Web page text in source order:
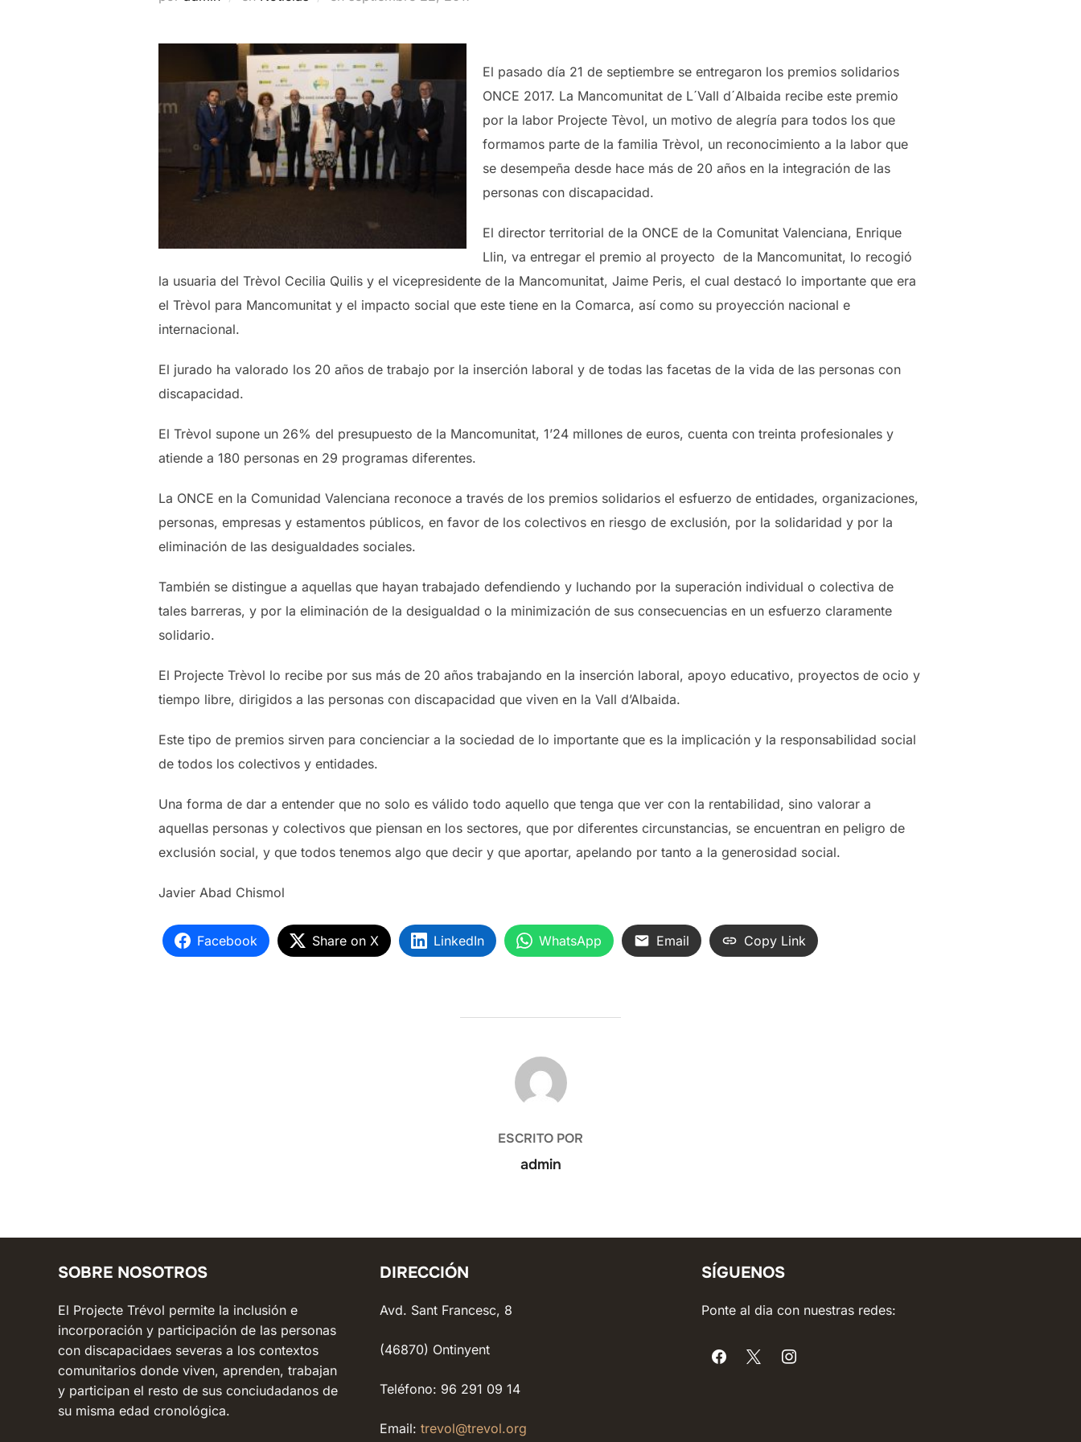
El pasado día 21 de septiembre se entregaron los premios solidarios
ONCE 2017. La Mancomunitat de L´Vall d´Albaida recibe este premio
por la labor Projecte Tèvol, un motivo de alegría para todos los que
formamos parte de la familia Trèvol, un reconocimiento a la labor que
se desempeña desde hace más de 20 años en la integración de las
personas con discapacidad.
El director territorial de la ONCE de la Comunitat Valenciana, Enrique
Llin, va entregar el premio al proyecto de la Mancomunitat, lo recogió
la usuaria del Trèvol Cecilia Quilis y el vicepresidente de la Mancomunitat, Jaime Peris, el cual destacó lo importante que era
el Trèvol para Mancomunitat y el impacto social que este tiene en la Comarca, así como su proyección nacional e
internacional.
El jurado ha valorado los 20 años de trabajo por la inserción laboral y de todas las facetas de la vida de las personas con
discapacidad.
El Trèvol supone un 26% del presupuesto de la Mancomunitat, 1’24 millones de euros, cuenta con treinta profesionales y
atiende a 180 personas en 29 programas diferentes.
La ONCE en la Comunidad Valenciana reconoce a través de los premios solidarios el esfuerzo de entidades, organizaciones,
personas, empresas y estamentos públicos, en favor de los colectivos en riesgo de exclusión, por la solidaridad y por la
eliminación de las desigualdades sociales.
También se distingue a aquellas que hayan trabajado defendiendo y luchando por la superación individual o colectiva de
tales barreras, y por la eliminación de la desigualdad o la minimización de sus consecuencias en un esfuerzo claramente
solidario.
El Projecte Trèvol lo recibe por sus más de 20 años trabajando en la inserción laboral, apoyo educativo, proyectos de ocio y
tiempo libre, dirigidos a las personas con discapacidad que viven en la Vall d’Albaida.
Este tipo de premios sirven para concienciar a la sociedad de lo importante que es la implicación y la responsabilidad social
de todos los colectivos y entidades.
Una forma de dar a entender que no solo es válido todo aquello que tenga que ver con la rentabilidad, sino valorar a
aquellas personas y colectivos que piensan en los sectores, que por diferentes circunstancias, se encuentran en peligro de
exclusión social, y que todos tenemos algo que decir y que aportar, apelando por tanto a la generosidad social.
Javier Abad Chismol
Facebook Share on X LinkedIn WhatsApp Email Copy Link
AUTOR DE LA ENTRADA
ESCRITO POR
admin
SOBRE NOSOTROS
El Projecte Trévol permite la inclusión e
incorporación y participación de las personas
con discapacidaes severas a los contextos
comunitarios donde viven, aprenden, trabajan
y participan el resto de sus conciudadanos de
su misma edad cronológica.
DIRECCIÓN
Avd. Sant Francesc, 8
(46870) Ontinyent
Teléfono: 96 291 09 14
Email: trevol@trevol.org
SÍGUENOS
Ponte al dia con nuestras redes: